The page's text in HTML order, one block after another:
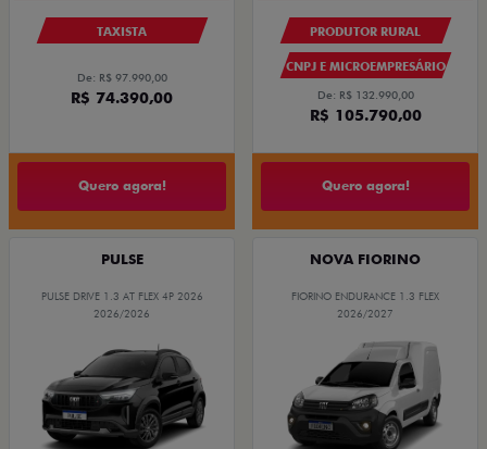
TAXISTA
De: R$ 97.990,00
R$ 74.390,00
Quero agora!
PRODUTOR RURAL
CNPJ E MICROEMPRESÁRIO
De: R$ 132.990,00
R$ 105.790,00
Quero agora!
PULSE
PULSE DRIVE 1.3 AT FLEX 4P 2026
2026/2026
NOVA FIORINO
FIORINO ENDURANCE 1.3 FLEX
2026/2027